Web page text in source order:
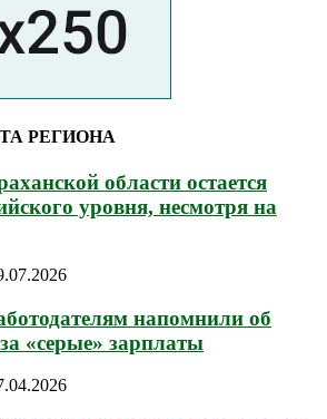
РЕГИОНА
области остается
уровня, несмотря на
напомнили об
«серые» зарплаты